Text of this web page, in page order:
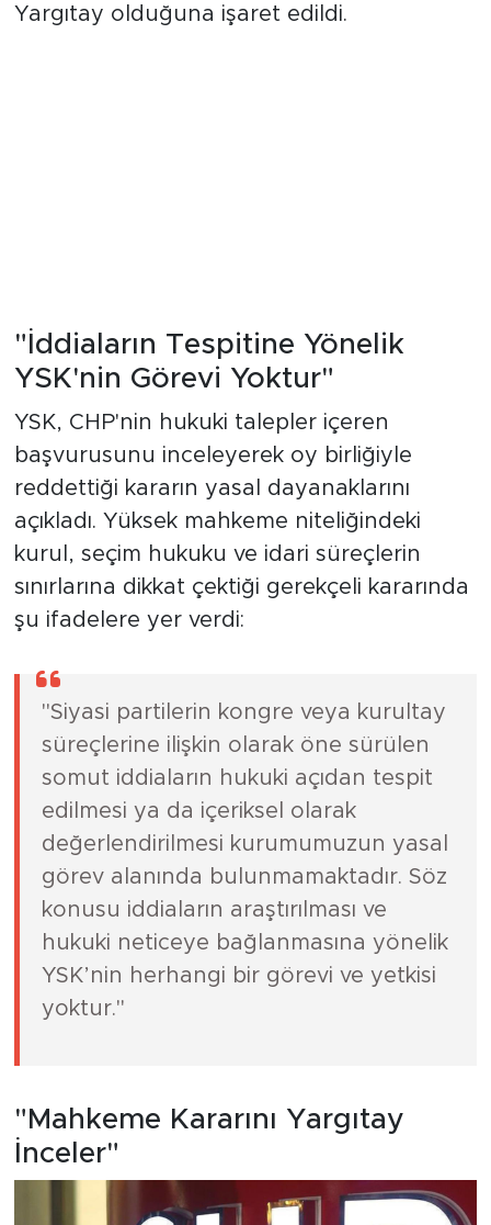
Yargıtay olduğuna işaret edildi.
kurul, seçim hukuku ve idari süreçlerin
sınırlarına dikkat çektiği gerekçeli kararında
şu ifadelere yer verdi:
"Siyasi partilerin kongre veya kurultay
süreçlerine ilişkin olarak öne sürülen
somut iddiaların hukuki açıdan tespit
edilmesi ya da içeriksel olarak
değerlendirilmesi kurumumuzun yasal
konusu iddiaların araştırılması ve
hukuki neticeye bağlanmasına yönelik
YSK’nin herhangi bir görevi ve yetkisi
yoktur."
"Mahkeme Kararını Yargıtay
İnceler"